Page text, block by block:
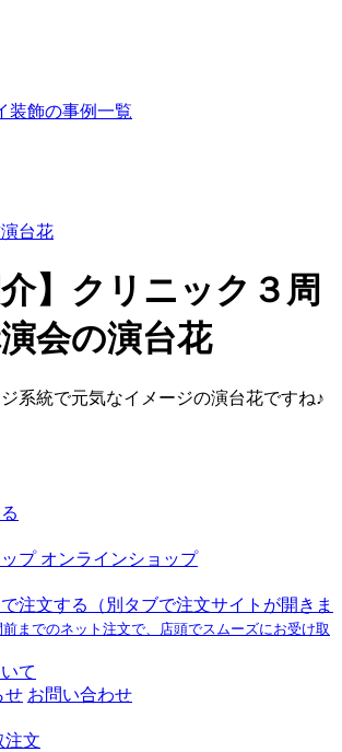
装飾の事例一覧
演台花
介】クリニック３周
会の演台花
系統で元気なイメージの演台花ですね♪
オンラインショップ
注文する
（別タブで注文サイトが開きま
までのネット注文で、店頭でスムーズにお受け取
て
せ お問い合わせ
注文